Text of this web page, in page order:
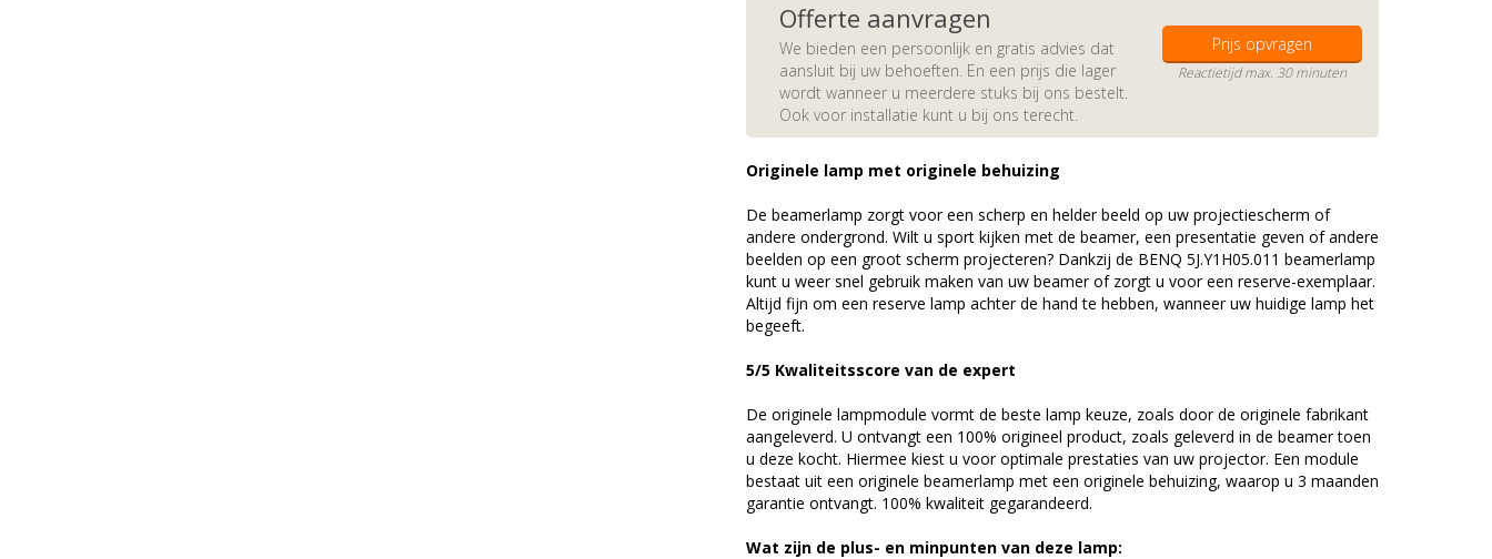
Offerte aanvragen
We bieden een persoonlijk en gratis advies dat
aansluit bij uw behoeften. En een prijs die lager
wordt wanneer u meerdere stuks bij ons bestelt.
Ook voor installatie kunt u bij ons terecht.
Prijs opvragen
Reactietijd max. 30 minuten
Originele lamp met originele behuizing
De beamerlamp zorgt voor een scherp en helder beeld op uw projectiescherm of
andere ondergrond. Wilt u sport kijken met de beamer, een presentatie geven of andere
beelden op een groot scherm projecteren? Dankzij de BENQ 5J.Y1H05.011 beamerlamp
kunt u weer snel gebruik maken van uw beamer of zorgt u voor een reserve-exemplaar.
Altijd fijn om een reserve lamp achter de hand te hebben, wanneer uw huidige lamp het
begeeft.
5/5 Kwaliteitsscore van de expert
De originele lampmodule vormt de beste lamp keuze, zoals door de originele fabrikant
aangeleverd. U ontvangt een 100% origineel product, zoals geleverd in de beamer toen
u deze kocht. Hiermee kiest u voor optimale prestaties van uw projector. Een module
bestaat uit een originele beamerlamp met een originele behuizing, waarop u 3 maanden
garantie ontvangt. 100% kwaliteit gegarandeerd.
Wat zijn de plus- en minpunten van deze lamp: